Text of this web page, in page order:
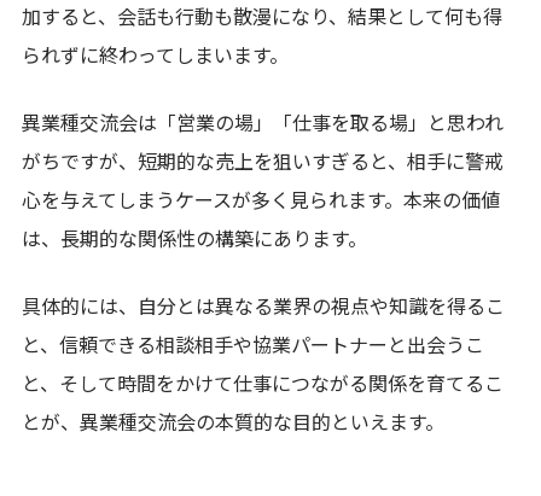
加すると、会話も行動も散漫になり、結果として何も得
られずに終わってしまいます。
異業種交流会は「営業の場」「仕事を取る場」と思われ
がちですが、短期的な売上を狙いすぎると、相手に警戒
心を与えてしまうケースが多く見られます。本来の価値
は、長期的な関係性の構築にあります。
具体的には、自分とは異なる業界の視点や知識を得るこ
と、信頼できる相談相手や協業パートナーと出会うこ
と、そして時間をかけて仕事につながる関係を育てるこ
とが、異業種交流会の本質的な目的といえます。